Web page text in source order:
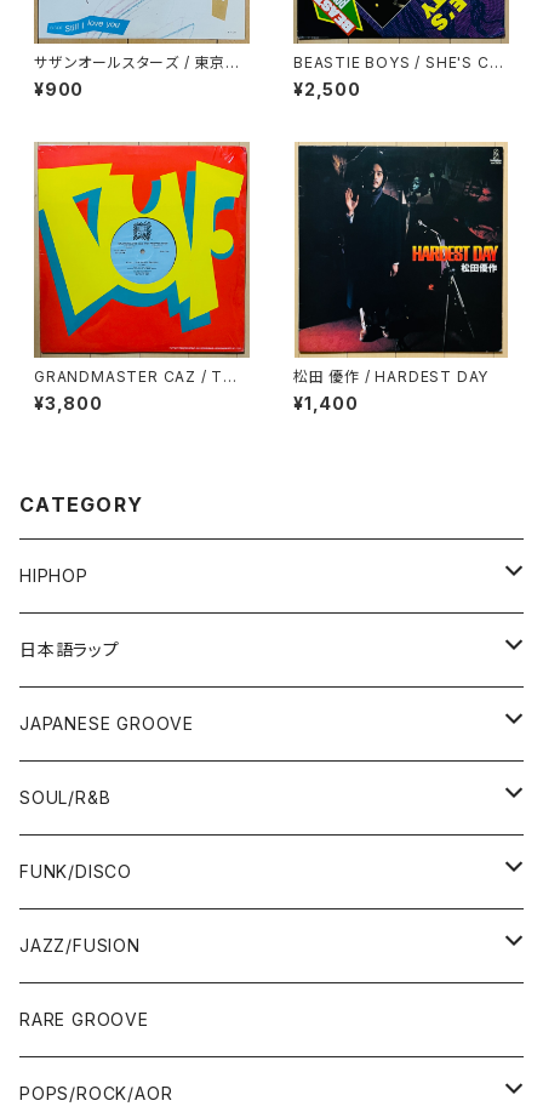
サザンオールスターズ / 東京シ
ャッフル
¥900
BEASTIE BOYS / SHE'S CR
AFTY
¥2,500
GRANDMASTER CAZ / TO
ALL THE PARTY PEOPLE
¥3,800
松田 優作 / HARDEST DAY
¥1,400
CATEGORY
HIPHOP
12"/7"
80'S OLD SCHOOL
EARLY 90'S MIDDLE〜NEW SCHOOL
WEST COAST/SOUTH
LP
80'S OLD SCHOOL
EARLY 90'S MIDDLE〜NEW SCHOOL
日本語ラップ
12"/7"
80'S OLD SCHOOL〜EARLY 90'S
MID〜LATE 90'S
LP
80'S OLD SCHOOL〜EARLY 90'S
MID〜LATE 90'S
CD/TAPE
CD-R/DEMO/SAMPLE
CD ALBUM
JAPANESE GROOVE
LP
60'S/70'S
80'S
7"/12"
60'S/70'S
80'S
SOUL/R&B
LP
60'S/70'S
80'S
12"/7"
60'S/70'S
80'S
FUNK/DISCO
LP
70'S
80'S
12"/7"
70'S
JAZZ/FUSION
JAZZ
FUSION
RARE GROOVE
POPS/ROCK/AOR